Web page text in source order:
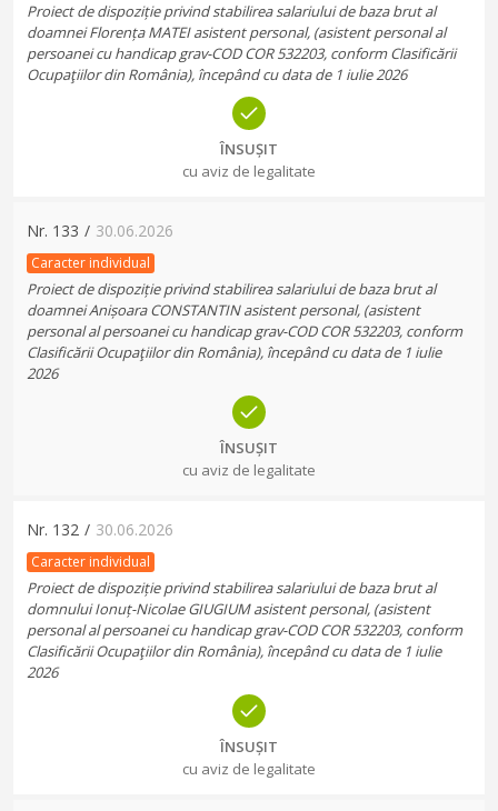
Proiect de dispoziție privind stabilirea salariului de baza brut al
doamnei Florența MATEI asistent personal, (asistent personal al
persoanei cu handicap grav-COD COR 532203, conform Clasificării
Ocupaţiilor din România), începând cu data de 1 iulie 2026
ÎNSUȘIT
cu aviz de legalitate
Nr. 133 / 30.06.2026
Caracter individual
Proiect de dispoziție privind stabilirea salariului de baza brut al
doamnei Anișoara CONSTANTIN asistent personal, (asistent
personal al persoanei cu handicap grav-COD COR 532203, conform
Clasificării Ocupaţiilor din România), începând cu data de 1 iulie
2026
ÎNSUȘIT
cu aviz de legalitate
Nr. 132 / 30.06.2026
Caracter individual
Proiect de dispoziție privind stabilirea salariului de baza brut al
domnului Ionuț-Nicolae GIUGIUM asistent personal, (asistent
personal al persoanei cu handicap grav-COD COR 532203, conform
Clasificării Ocupaţiilor din România), începând cu data de 1 iulie
2026
ÎNSUȘIT
cu aviz de legalitate